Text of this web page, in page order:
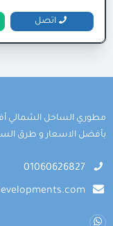
اتصل
مطوري الساحل الشمالي
بأفضل الاسعار و طرق
01060626827